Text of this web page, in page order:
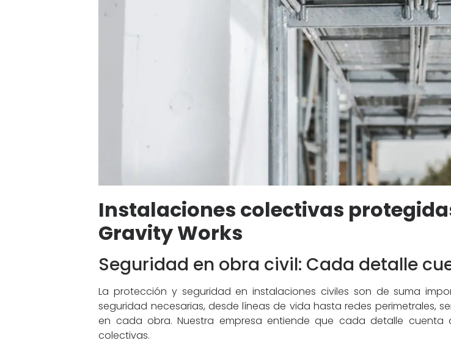
Instalaciones colectivas
Gravity Works
Seguridad en obra civil: Cada detalle
La protección y seguridad en instalaciones civiles son de suma
seguridad necesarias, desde líneas de vida hasta redes perimetrales,
en cada obra. Nuestra empresa entiende que cada detalle
colectivas.